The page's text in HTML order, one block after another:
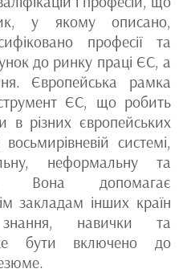
у якому описано,
професії та
до ринку праці ЄС, а
Європейська рамка
ЄС, що робить
в різних європейських
системі,
неформальну та
Вона допомагає
закладам інших країн
знання, навички та
бути включено до